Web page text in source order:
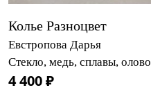
Колье Разноцвет
Евстропова Дарья
Стекло, медь, сплавы, олово
4 400 ₽